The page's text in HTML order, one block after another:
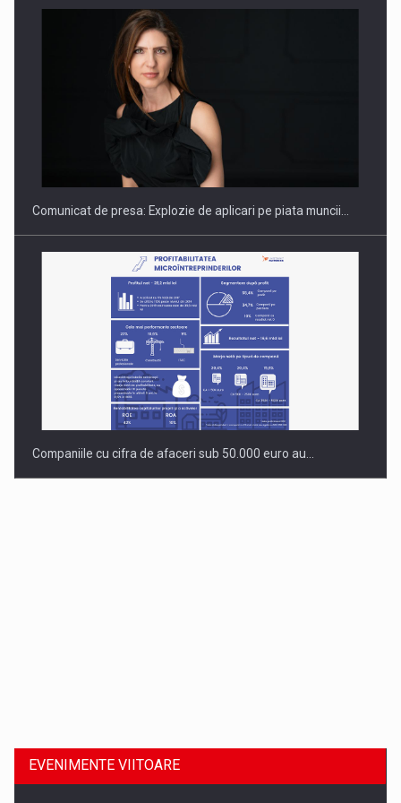
PUTTING ROMANIAN CORPORATE COMPANIES ON THE
INTERNATIONAL BUSINESS SCENE
Comunicat de presa: Explozie de aplicari pe piata muncii…
Companiile cu cifra de afaceri sub 50.000 euro au…
EVENIMENTE VIITOARE